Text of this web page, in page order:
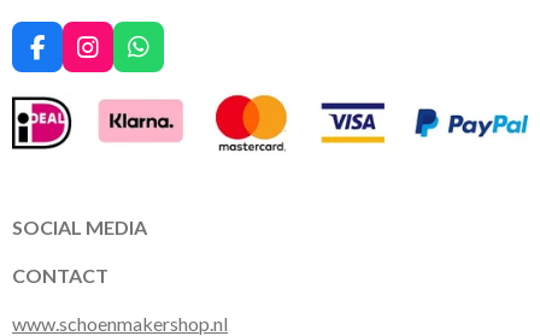
F
a
c
e
b
k
I
n
a
m
W
h
a
t
s
p
SOCIAL MEDIA
CONTACT
www.schoenmakershop.nl